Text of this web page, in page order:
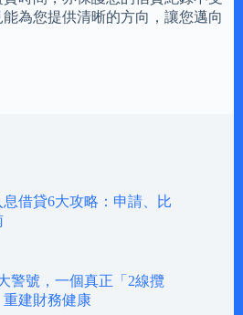
為您提供清晰的方向，讓您邁向
借貸6大攻略：申請、比
警號，一個真正「2線攬
建財務健康